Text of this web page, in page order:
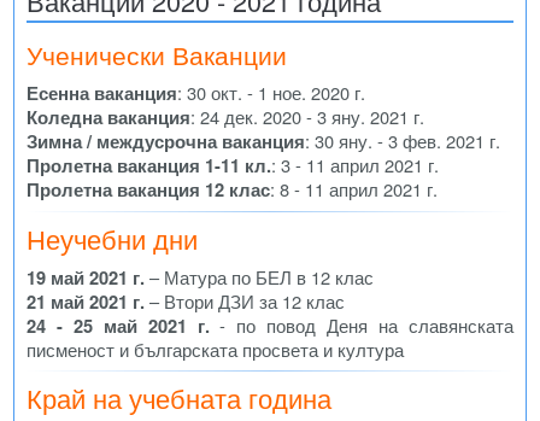
Ученически Ваканции
Есенна ваканция: 30 окт. - 1 ное. 2020 г.
Коледна ваканция: 24 дек. 2020 - 3 яну. 2021 г.
Зимна / междусрочна ваканция: 30 яну. - 3 фев. 2021 г.
Пролетна ваканция 1-11 кл.: 3 - 11 април 2021 г.
Пролетна ваканция 12 клас: 8 - 11 април 2021 г.
Неучебни дни
19 май 2021 г.– Матура по БЕЛ в 12 клас
21 май 2021 г.– Втори ДЗИ за 12 клас
24 - 25 май 2021 г.- по повод Деня на славянската
писменост и българската просвета и култура
Край на учебната година